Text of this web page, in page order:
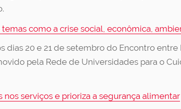
como a crise social, econômica,
dias 20 e 21 de setembro do Encontro
pela Rede de Universidades para o
serviços e prioriza a segurança alimentar